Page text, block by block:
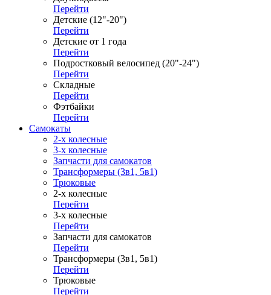
Перейти
Детские (12"-20")
Перейти
Детские от 1 года
Перейти
Подростковый велосипед (20"-24")
Перейти
Складные
Перейти
Фэтбайки
Перейти
Самокаты
2-х колесные
3-х колесные
Запчасти для самокатов
Трансформеры (3в1, 5в1)
Трюковые
2-х колесные
Перейти
3-х колесные
Перейти
Запчасти для самокатов
Перейти
Трансформеры (3в1, 5в1)
Перейти
Трюковые
Перейти